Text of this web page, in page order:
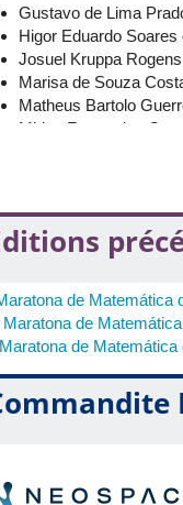
Gustavo de Lima
Higor Eduardo Soares
Josuel Kruppa
Marisa de Souza
Matheus Bartolo
Mirian Fernandes
Rosana Sueli da
de Matemática
Maratona de
de Matemática